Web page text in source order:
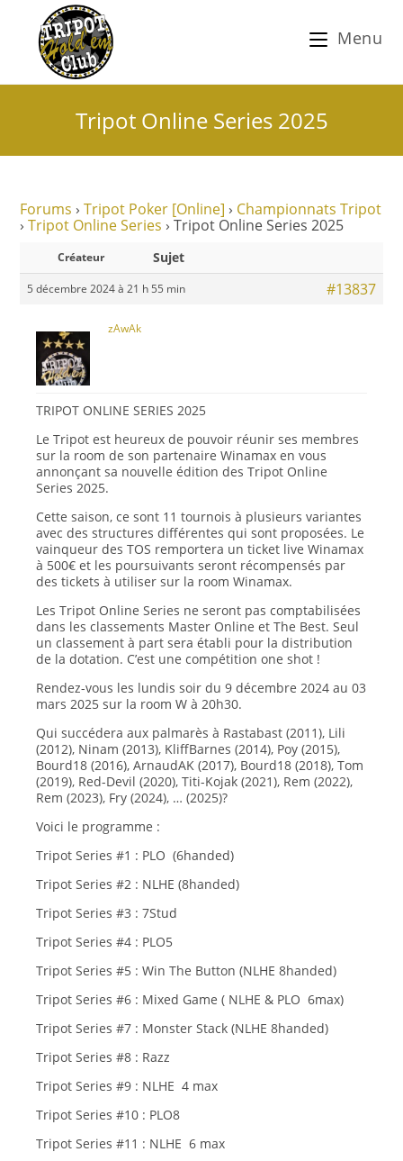
Menu
Tripot Online Series 2025
Forums › Tripot Poker [Online] › Championnats Tripot
› Tripot Online Series › Tripot Online Series 2025
Créateur Sujet
5 décembre 2024 à 21 h 55 min #13837
zAwAk
TRIPOT ONLINE SERIES 2025
Le Tripot est heureux de pouvoir réunir ses membres
sur la room de son partenaire Winamax en vous
annonçant sa nouvelle édition des Tripot Online
Series 2025.
Cette saison, ce sont 11 tournois à plusieurs variantes
avec des structures différentes qui sont proposées. Le
vainqueur des TOS remportera un ticket live Winamax
à 500€ et les poursuivants seront récompensés par
des tickets à utiliser sur la room Winamax.
Les Tripot Online Series ne seront pas comptabilisées
dans les classements Master Online et The Best. Seul
un classement à part sera établi pour la distribution
de la dotation. C’est une compétition one shot !
Rendez-vous les lundis soir du 9 décembre 2024 au 03
mars 2025 sur la room W à 20h30.
Qui succédera aux palmarès à Rastabast (2011), Lili
(2012), Ninam (2013), KliffBarnes (2014), Poy (2015),
Bourd18 (2016), ArnaudAK (2017), Bourd18 (2018), Tom
(2019), Red-Devil (2020), Titi-Kojak (2021), Rem (2022),
Rem (2023), Fry (2024), … (2025)?
Voici le programme :
Tripot Series #1 : PLO (6handed)
Tripot Series #2 : NLHE (8handed)
Tripot Series #3 : 7Stud
Tripot Series #4 : PLO5
Tripot Series #5 : Win The Button (NLHE 8handed)
Tripot Series #6 : Mixed Game ( NLHE & PLO 6max)
Tripot Series #7 : Monster Stack (NLHE 8handed)
Tripot Series #8 : Razz
Tripot Series #9 : NLHE 4 max
Tripot Series #10 : PLO8
Tripot Series #11 : NLHE 6 max